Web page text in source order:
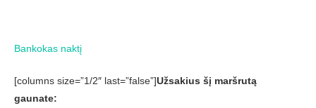
[columns size=”1/2″ last=”false”]Užsakius šį maršrutą
gaunate: